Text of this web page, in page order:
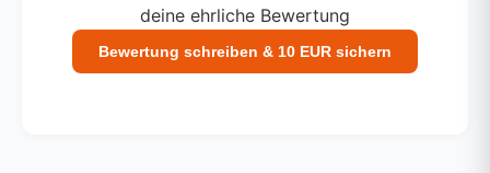
deine ehrliche Bewertung
Bewertung schreiben & 10 EUR sichern